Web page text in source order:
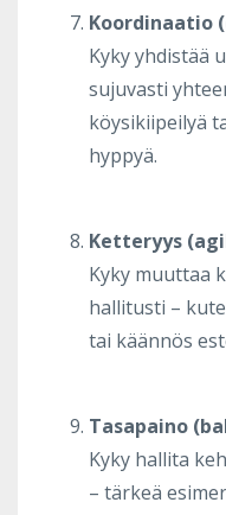
Koordinaatio
Kyky yhdistää
sujuvasti
köysikiipeilyä
hyppyä.
Ketteryys
Kyky muuttaa
hallitusti –
tai käännös
Tasapaino
Kyky hallita
– tärkeä